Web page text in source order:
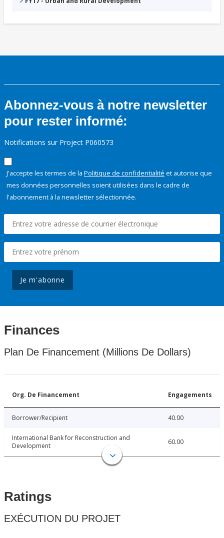
Abonnez-vous à notre newsletter
pour rester informé:
Notifications sur Project P060573
J'accepte les termes de la Politique de confidentialité et autorise que
mes données personnelles soient utilisées dans le cadre de
l'abonnement à la newsletter sélectionnée.
Je m'abonne
Finances
Plan De Financement (Millions De Dollars)
Org. De Financement Engagements
Borrower/Recipient 40.00
International Bank for Reconstruction and
Development
60.00
Ratings
EXÉCUTION DU PROJET